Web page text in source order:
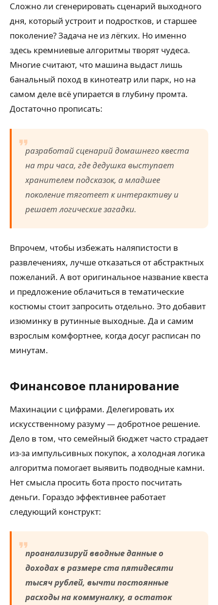
Сложно ли сгенерировать сценарий выходного
дня, который устроит и подростков, и старшее
поколение? Задача не из лёгких. Но именно
здесь кремниевые алгоритмы творят чудеса.
Многие считают, что машина выдаст лишь
банальный поход в кинотеатр или парк, но на
самом деле всё упирается в глубину промта.
Достаточно прописать:
разработай сценарий домашнего квеста
на три часа, где дедушка выступает
хранителем подсказок, а младшее
поколение тяготеет к интерактиву и
решает логические загадки.
Впрочем, чтобы избежать наляпистости в
развлечениях, лучше отказаться от абстрактных
пожеланий. А вот оригинальное название квеста
и предложение облачиться в тематические
костюмы стоит запросить отдельно. Это добавит
изюминку в рутинные выходные. Да и самим
взрослым комфортнее, когда досуг расписан по
минутам.
Финансовое планирование
Махинации с цифрами. Делегировать их
искусственному разуму — добротное решение.
Дело в том, что семейный бюджет часто страдает
из-за импульсивных покупок, а холодная логика
алгоритма помогает выявить подводные камни.
Нет смысла просить бота просто посчитать
деньги. Гораздо эффективнее работает
следующий конструкт:
проанализируй вводные данные о
доходах в размере ста пятидесяти
тысяч рублей, вычти постоянные
расходы на коммуналку, а остаток